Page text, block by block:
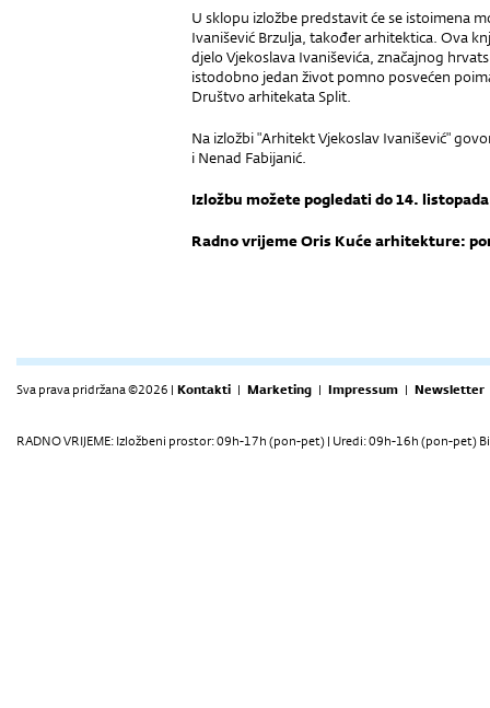
U sklopu izložbe predstavit će se istoimena
Ivanišević Brzulja, također arhitektica. Ova
djelo Vjekoslava Ivaniševića, značajnog
istodobno jedan život pomno posvećen
Društvo arhitekata Split.
Na izložbi "Arhitekt Vjekoslav Ivanišević"
i Nenad Fabijanić.
Izložbu možete pogledati do 14.
Radno vrijeme Oris Kuće arhitekture:
Sva prava pridržana ©2026 | Kontakti | Marketing | Impressum | Newsletter
RADNO VRIJEME: Izložbeni prostor: 09h-17h (pon-pet) | Uredi: 09h-16h (pon-pet)